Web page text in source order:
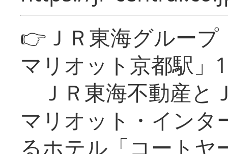
👉ＪＲ東海グルー
マリオット京都駅」
ＪＲ東海不動産と
マリオット・インタ
るホテル「コートヤ